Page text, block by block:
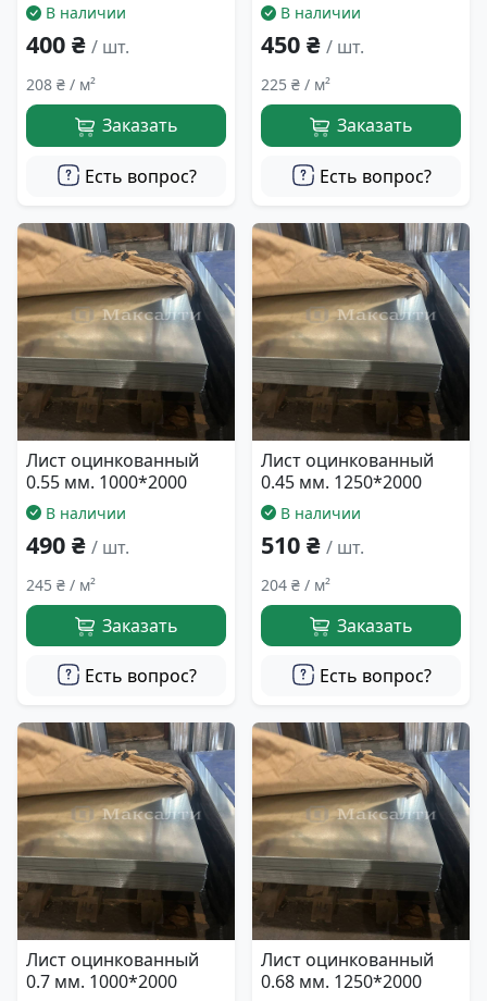
В наличии
400 ₴ / шт.
208 ₴ / м²
Заказать
Есть вопрос?
В наличии
450 ₴ / шт.
225 ₴ / м²
Заказать
Есть вопрос?
Лист оцинкованный
0.55 мм. 1000*2000
В наличии
490 ₴ / шт.
245 ₴ / м²
Заказать
Есть вопрос?
Лист оцинкованный
0.45 мм. 1250*2000
В наличии
510 ₴ / шт.
204 ₴ / м²
Заказать
Есть вопрос?
Лист оцинкованный
0.7 мм. 1000*2000
Лист оцинкованный
0.68 мм. 1250*2000